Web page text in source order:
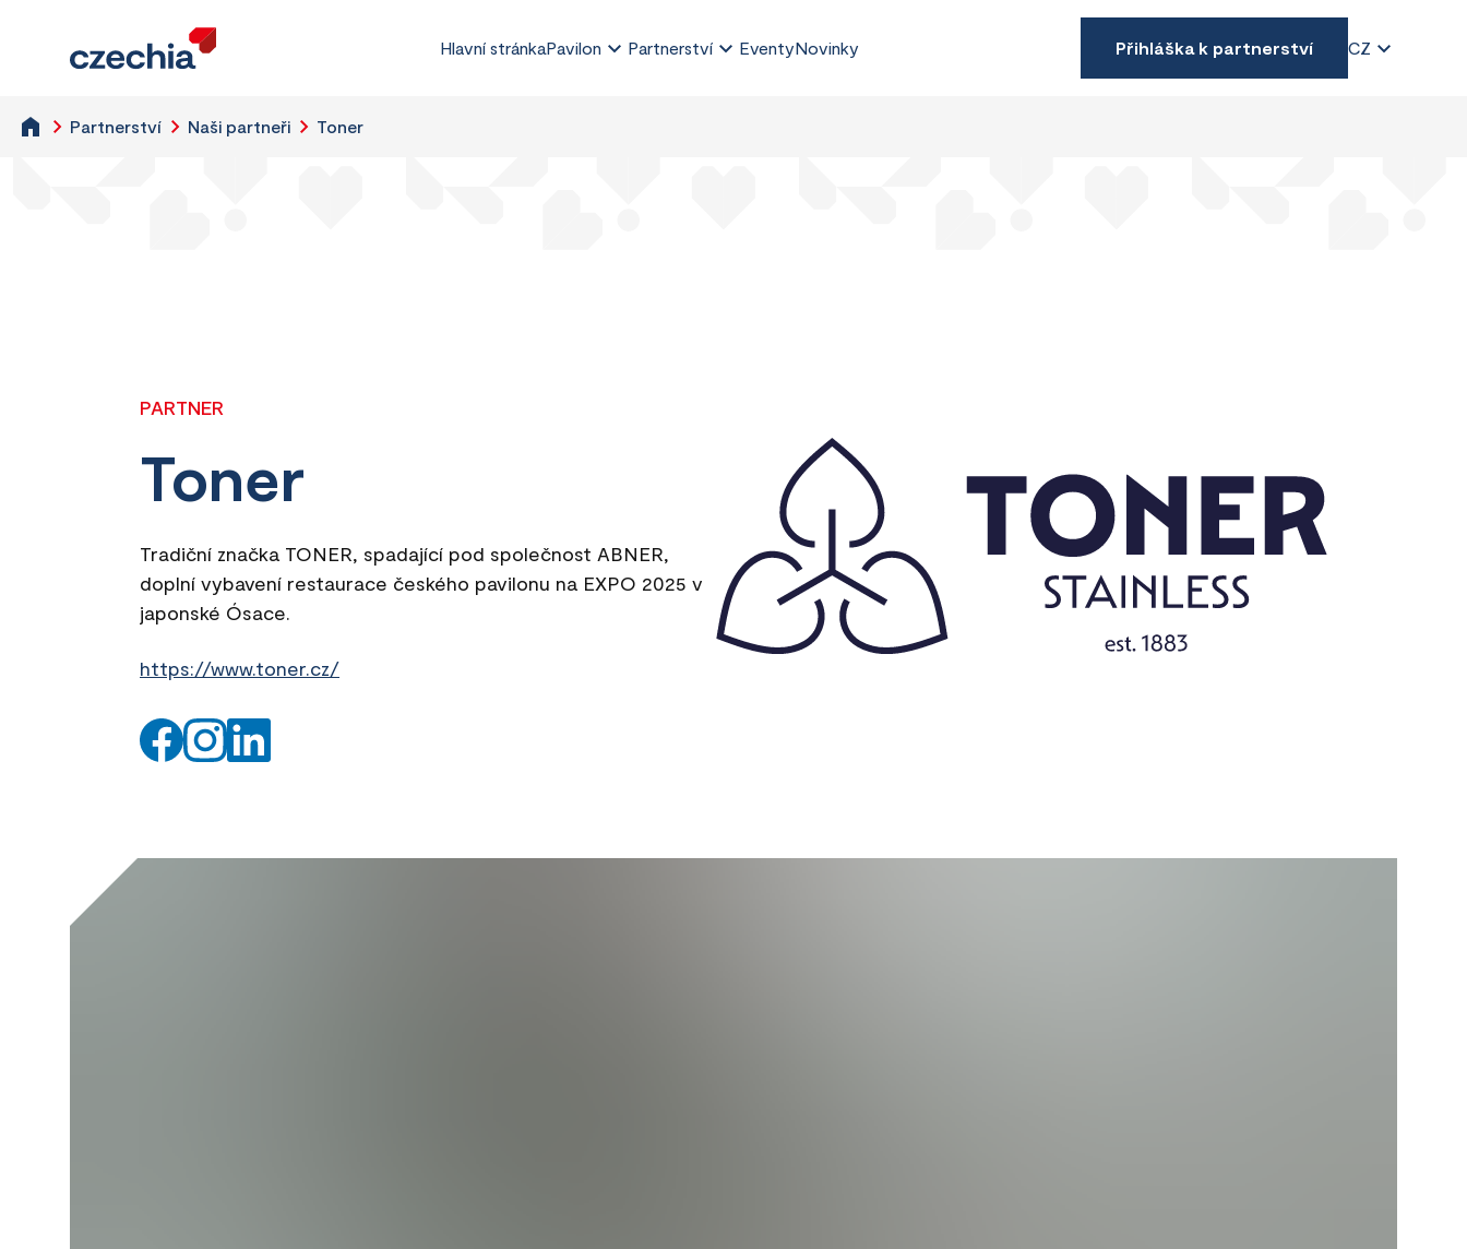
Hlavní stránkaPavilon Partnerství EventyNovinky Přihláška k partnerství CZ
Partnerství Naši partneři Toner
PARTNER
Toner
Tradiční značka TONER, spadající pod společnost ABNER,
doplní vybavení restaurace českého pavilonu na EXPO 2025 v
japonské Ósace.
https://www.toner.cz/